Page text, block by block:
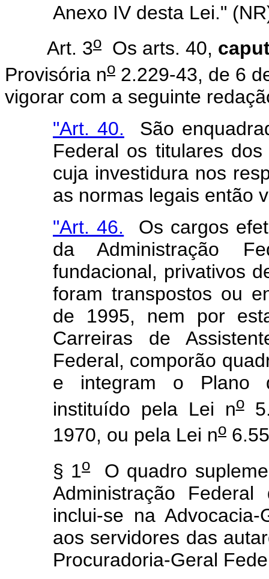
Anexo IV desta Lei."
Art. 3o Os arts. 40,
Provisória no 2.229-43, de 6
vigorar com a seguinte
"Art. 40. São
Federal os titulares
cuja investidura nos
as normas legais então
"Art. 46. Os cargos
da Administração
fundacional, privativos
foram transpostos ou
de 1995, nem por
Carreiras de
Federal, comporão
e integram o Plano
instituído pela Lei no
1970, ou pela Lei no
§ 1oO quadro
Administração
inclui-se na
aos servidores das
Procuradoria-Geral